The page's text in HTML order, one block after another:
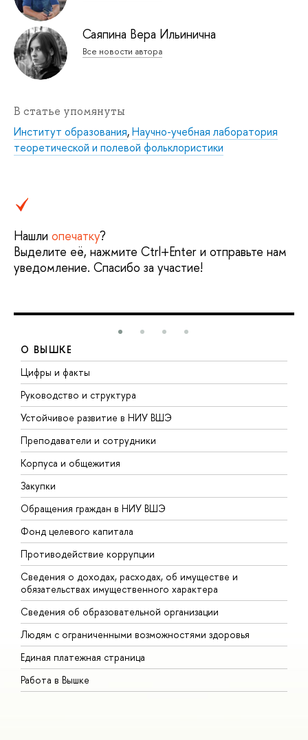
Саяпина Вера Ильинична
Все новости автора
В статье упомянуты
Институт образования,Научно-учебная лаборатория
теоретической и полевой фольклористики
Нашли опечатку?
Выделите её, нажмите Ctrl+Enter и отправьте нам
уведомление. Спасибо за участие!
О ВЫШКЕ
Цифры и факты
Руководство и структура
Устойчивое развитие в НИУ ВШЭ
Преподаватели и сотрудники
Корпуса и общежития
Закупки
Обращения граждан в НИУ ВШЭ
Фонд целевого капитала
Противодействие коррупции
Сведения о доходах, расходах, об имуществе и
обязательствах имущественного характера
Сведения об образовательной организации
Людям с ограниченными возможностями здоровья
Единая платежная страница
Работа в Вышке